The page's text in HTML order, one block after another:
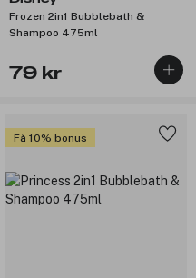
Frozen 2in1 Bubblebath &
Shampoo 475ml
79 kr
Få 10% bonus